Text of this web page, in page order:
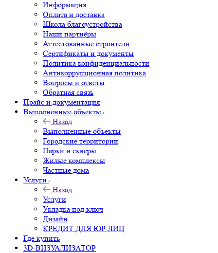
Информация
Оплата и доставка
Школа благоустройства
Наши партнёры
Аттестованные строители
Сертификаты и документы
Политика конфиденциальности
Антикоррупционная политика
Вопросы и ответы
Обратная связь
Прайс и документация
Выполненные объекты
Назад
Выполненные объекты
Городские территории
Парки и скверы
Жилые комплексы
Частные дома
Услуги
Назад
Услуги
Укладка под ключ
Дизайн
КРЕДИТ ДЛЯ ЮР ЛИЦ
Где купить
3D-ВИЗУАЛИЗАТОР